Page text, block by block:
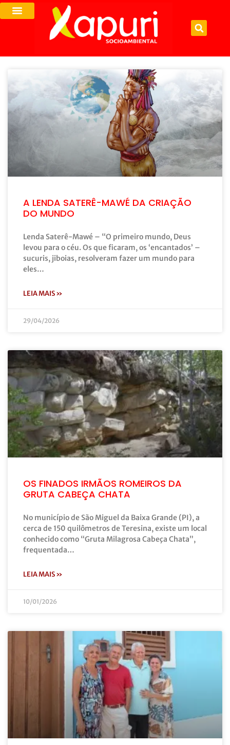
A LENDA SATERÊ-MAWÉ DA CRIAÇÃO
DO MUNDO
Lenda Saterê-Mawé – “O primeiro mundo, Deus
levou para o céu. Os que ficaram, os ‘encantados’ –
sucuris, jiboias, resolveram fazer um mundo para
eles…
LEIA MAIS »
29/04/2026
OS FINADOS IRMÃOS ROMEIROS DA
GRUTA CABEÇA CHATA
No município de São Miguel da Baixa Grande (PI), a
cerca de 150 quilômetros de Teresina, existe um local
conhecido como “Gruta Milagrosa Cabeça Chata”,
frequentada…
LEIA MAIS »
10/01/2026